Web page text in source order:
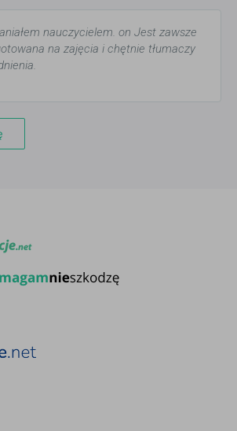
nauczycielem. on Jest zawsze
na zajęcia i chętnie tłumaczy